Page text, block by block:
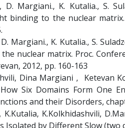
D. Margiani., K. Kutalia., S.
binding to the nuclear matrix.
D. Margiani., K. Kutalia., S.
nuclear matrix. Proc.
2012, pp. 160-163
Dina Margiani , Ketevan
How Six Domains Form One
and their Disorders,
K.Kolkhidashvili,
Isolated by Different Slow